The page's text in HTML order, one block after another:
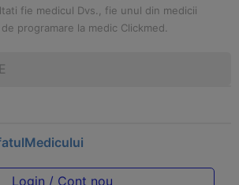
fie medicul Dvs., fie unul din medicii
programare la medic Clickmed.
Login / Cont nou